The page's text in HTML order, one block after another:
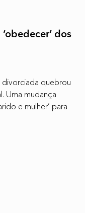
dos
divorciada quebrou
Uma mudança
e mulher’ para